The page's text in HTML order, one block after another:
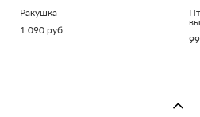
Ракушка
1 090 pуб.